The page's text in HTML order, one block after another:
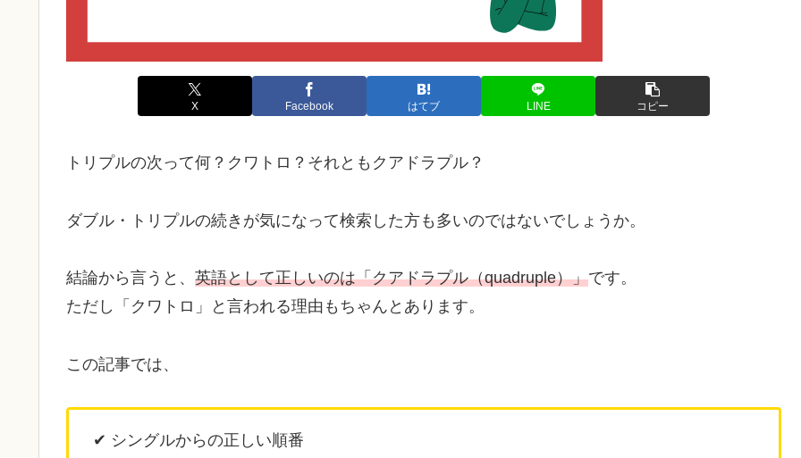
X Facebook はてブ LINE コピー
トリプルの次って何？クワトロ？それともクアドラプル？
ダブル・トリプルの続きが気になって検索した方も多いのではないでしょうか。
結論から言うと、 英語として正しいのは「クアドラプル（quadruple）」です。
ただし「クワトロ」と言われる理由もちゃんとあります。
この記事では、
✔ シングルからの正しい順番